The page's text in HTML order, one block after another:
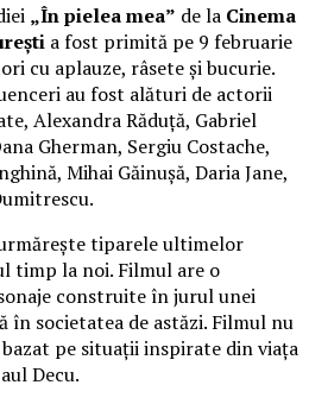
„În pielea mea” de la Cinema
a fost primită pe 9 februarie
cu aplauze, râsete și bucurie.
au fost alături de actorii
Alexandra Răduță, Gabriel
Gherman, Sergiu Costache,
Mihai Găinușă, Daria Jane,
tiparele ultimelor
timp la noi. Filmul are o
construite în jurul unei
societatea de astăzi. Filmul nu
pe situații inspirate din viața
Decu.